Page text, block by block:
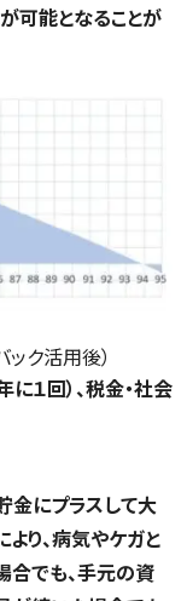
可能となることが
ック活用後）
１回）、税金・社会
金にプラスして大
り、病気やケガと
合でも、手元の資